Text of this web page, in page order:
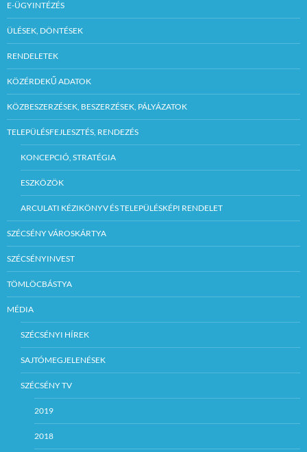
E-ÜGYINTÉZÉS
ÜLÉSEK, DÖNTÉSEK
RENDELETEK
KÖZÉRDEKŰ ADATOK
KÖZBESZERZÉSEK, BESZERZÉSEK, PÁLYÁZATOK
TELEPÜLÉSFEJLESZTÉS, RENDEZÉS
KONCEPCIÓ, STRATÉGIA
ESZKÖZÖK
ARCULATI KÉZIKÖNYV ÉS TELEPÜLÉSKÉPI RENDELET
SZÉCSÉNY VÁROSKÁRTYA
SZÉCSÉNYINVEST
TÖMLÖCBÁSTYA
MÉDIA
SZÉCSÉNYI HÍREK
SAJTÓMEGJELENÉSEK
SZÉCSÉNY TV
2019
2018